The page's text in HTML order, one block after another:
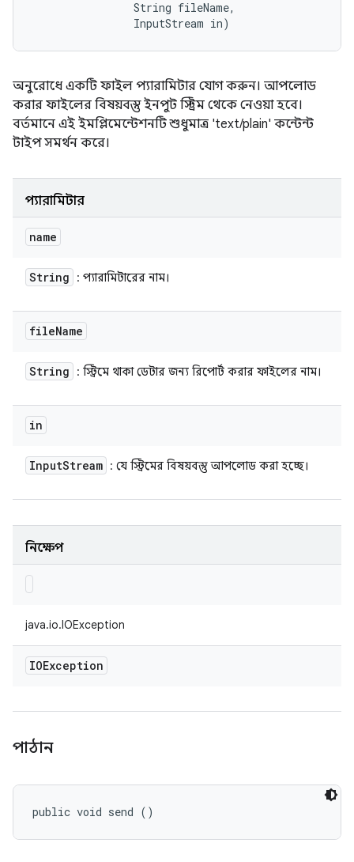
                String fileName,
                InputStream in)
অনুরোধে একটি ফাইল প্যারামিটার যোগ করুন। আপলোড
করার ফাইলের বিষয়বস্তু ইনপুট স্ট্রিম থেকে নেওয়া হবে।
বর্তমানে এই ইমপ্লিমেন্টেশনটি শুধুমাত্র 'text/plain' কন্টেন্ট
টাইপ সমর্থন করে।
প্যারামিটার
name
String : প্যারামিটারের নাম।
fileName
String : স্ট্রিমে থাকা ডেটার জন্য রিপোর্ট করার ফাইলের নাম।
in
InputStream : যে স্ট্রিমের বিষয়বস্তু আপলোড করা হচ্ছে।
নিক্ষেপ
java.io.IOException
IOException
পাঠান
public void send ()